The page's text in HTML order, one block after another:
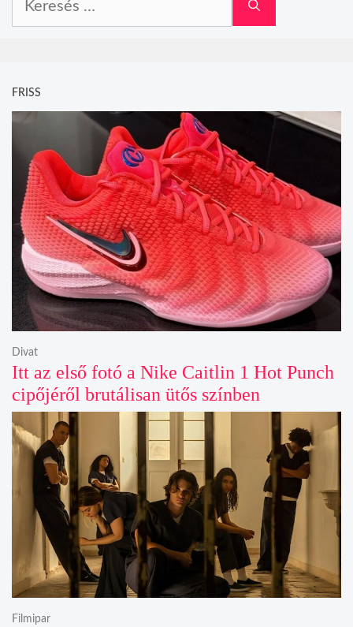
FRISS
Itt az első fotó a Nike Caitlin 1 Hot Punch
cipőjéről brutálisan ütős színben
Divat
Filmipar